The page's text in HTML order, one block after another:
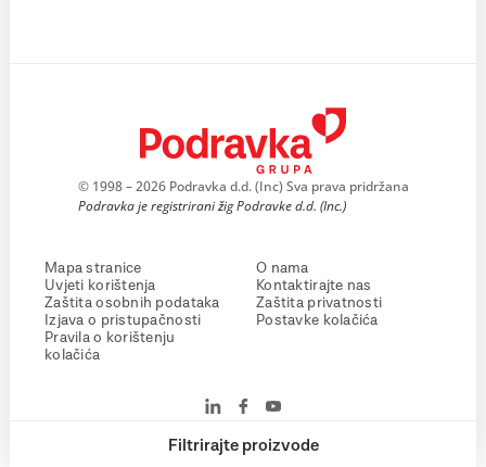
Filtrirajte proizvode
© 1998 – 2026 Podravka d.d. (Inc) Sva prava pridržana
Podravka je registrirani žig Podravke d.d. (Inc.)
Mapa stranice
Uvjeti korištenja
Zaštita osobnih podataka
Izjava o pristupačnosti
Pravila o korištenju
kolačića
O nama
Kontaktirajte nas
Zaštita privatnosti
Postavke kolačića